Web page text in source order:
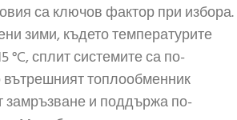
са ключов фактор при избора.
зими, където температурите
°C, сплит системите са по-
топлообменник
замръзване и поддържа по-